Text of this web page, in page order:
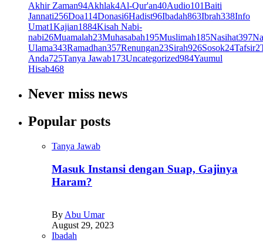
Akhir Zaman94Akhlak4Al-Qur'an40Audio101Baiti
Jannati256Doa114Donasi6Hadist96Ibadah863Ibrah338Info
Umat1Kajian1884Kisah Nabi-
nabi26Muamalah23Muhasabah195Muslimah185Nasihat397
Ulama343Ramadhan357Renungan23Sirah926Sosok24Tafsir2
Anda725Tanya Jawab173Uncategorized984Yaumul
Hisab468
Never miss news
Popular posts
Tanya Jawab
Masuk Instansi dengan Suap, Gajinya
Haram?
By Abu Umar
August 29, 2023
Ibadah